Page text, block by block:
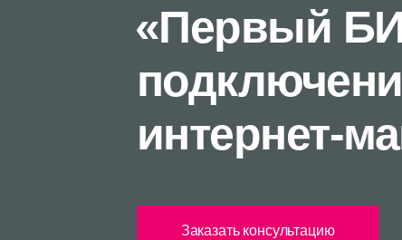
«Первый
интернет-
Заказать консультацию